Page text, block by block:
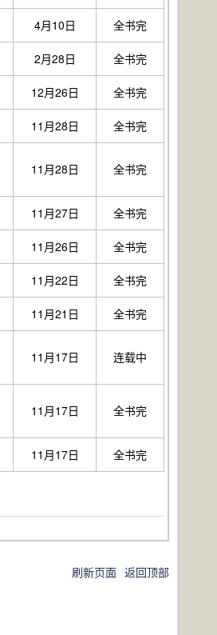
4月10日 全书完
2月28日 全书完
12月26日 全书完
11月28日 全书完
11月28日 全书完
11月27日 全书完
11月26日 全书完
11月22日 全书完
11月21日 全书完
11月17日 连载中
11月17日 全书完
11月17日 全书完
刷新页面 返回顶部